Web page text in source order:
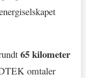
65 kilometer
omtaler